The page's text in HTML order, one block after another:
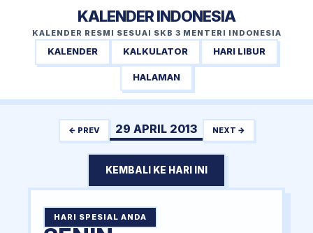
KALENDER INDONESIA
KALENDER RESMI SESUAI SKB 3 MENTERI INDONESIA
KALENDER KALKULATOR HARI LIBUR
HALAMAN
← PREV 29 APRIL 2013 NEXT →
KEMBALI KE HARI INI
HARI SPESIAL ANDA